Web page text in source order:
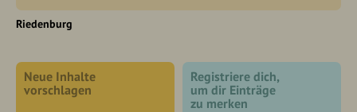
Riedenburg
Neue Inhalte
vorschlagen
Registriere dich,
um dir Einträge
zu merken